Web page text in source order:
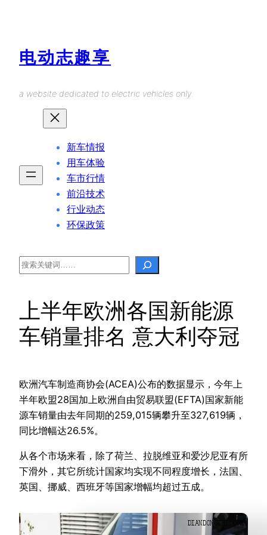
电动志趣享
a website dedicated to electric vehicles only.
新车情报
用车体验
车市行情
前沿技术
行业动态
环保政策
Search
上半年欧洲各国新能源
车销量排名 意大利夺冠
欧洲汽车制造商协会(ACEA)公布的数据显示，今年上
半年欧盟28国加上欧洲自由贸易联盟(EFTA)国家新能
源车销量由去年同期的259,015辆攀升至327,619辆，
同比增幅达26.5%。
从各个市场来看，除了荷兰、拉脱维亚和爱沙尼亚有所
下滑外，其它所统计国家均实现不同程度增长，法国、
英国、挪威、西班牙等国家增幅均超过五成。